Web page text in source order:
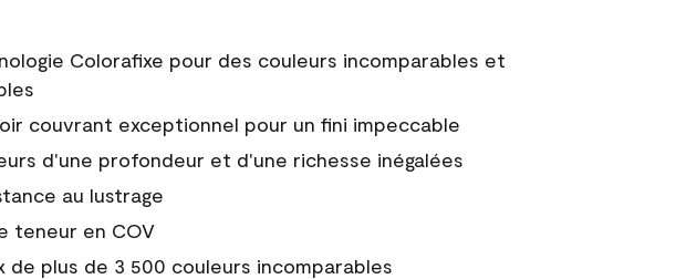
Colorafixe pour des couleurs incomparables et
couvrant exceptionnel pour un fini impeccable
d'une profondeur et d'une richesse inégalées
au lustrage
teneur en COV
de plus de 3 500 couleurs incomparables